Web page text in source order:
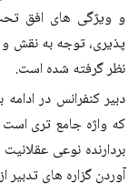
و ویژگی های افق
پذیری، توجه به نقش و
نظر گرفته شده است.
دبیر کنفرانس در
که واژه جامع تری است
بردارنده نوعی
آوردن گزاره های